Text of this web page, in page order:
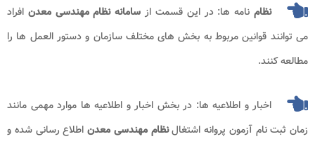
نظام نامه ها: در این قسمت از سامانه نظام مهندسی معدن افراد
می توانند قوانین مربوط به بخش های مختلف سازمان و دستور العمل ها را
مطالعه کنند.
اخبار و اطلاعیه ها: در بخش اخبار و اطلاعیه ها موارد مهمی مانند
زمان ثبت نام آزمون پروانه اشتغالنظام مهندسی معدن اطلاع رسانی شده و